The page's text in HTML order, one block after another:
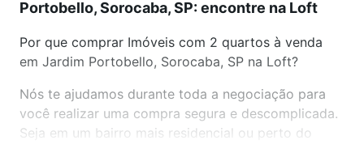
Portobello, Sorocaba, SP: encontre na Loft
Por que comprar Imóveis com 2 quartos à venda
em Jardim Portobello, Sorocaba, SP na Loft?
Nós te ajudamos durante toda a negociação para
você realizar uma compra segura e descomplicada.
Seja em um bairro mais residencial ou perto do